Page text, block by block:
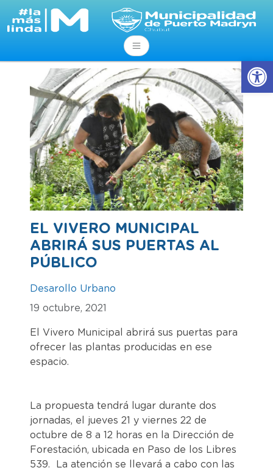
Abrir
EL VIVERO MUNICIPAL
ABRIRÁ SUS PUERTAS AL
PÚBLICO
Desarollo Urbano
19 octubre, 2021
El Vivero Municipal abrirá sus puertas para
ofrecer las plantas producidas en ese
espacio.
La propuesta tendrá lugar durante dos
jornadas, el jueves 21 y viernes 22 de
octubre de 8 a 12 horas en la Dirección de
Forestación, ubicada en Paso de los Libres
539. La atención se llevará a cabo con las